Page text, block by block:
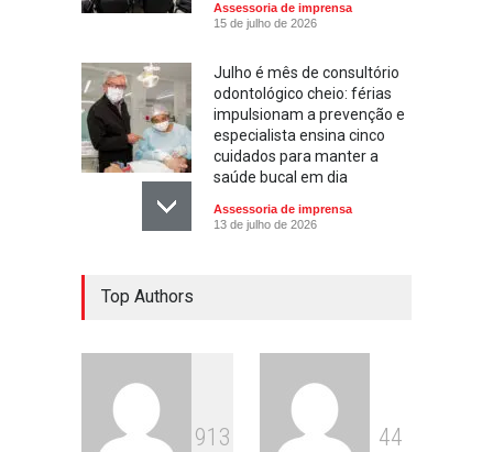
Assessoria de imprensa
15 de julho de 2026
Julho é mês de consultório
odontológico cheio: férias
impulsionam a prevenção e
especialista ensina cinco
cuidados para manter a
saúde bucal em dia
Assessoria de imprensa
13 de julho de 2026
13 de julho de 2026
Top Authors
913 44